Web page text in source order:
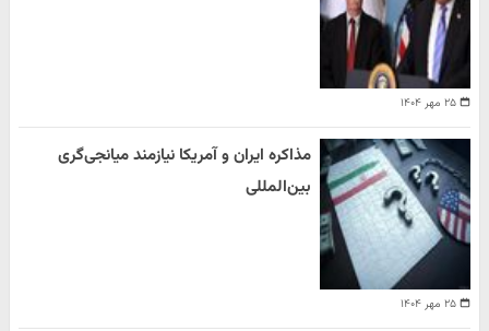
۲۵ مهر ۱۴۰۴
۲۵ مهر ۱۴۰۴
مذاکره ایران و آمریکا نیازمند میانجی‌گری
بین‌المللی